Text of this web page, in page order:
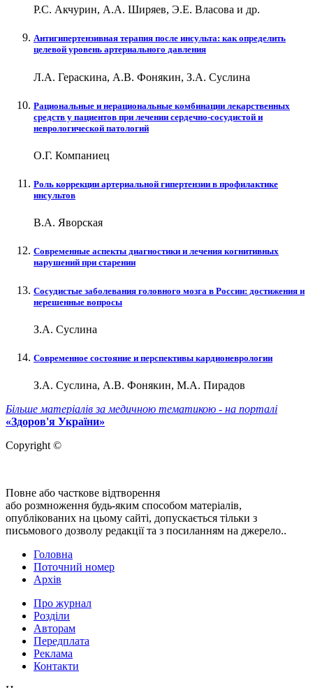
Р.С. Акчурин, А.А. Ширяев, Э.Е. Власова и др.
Антигипертензивная терапия после инсульта: как определить
целевой уровень артериального давления
Л.А. Гераскина, А.В. Фонякин, З.А. Суслина
Рациональные и нерациональные комбинации лекарственных
средств у пациентов при лечении сердечно-сосудистой и
неврологической патологий
О.Г. Компаниец
Роль коррекции артериальной гипертензии в профилактике
инсультов
В.А. Яворская
Современные аспекты диагностики и лечения когнитивных
нарушений при старении
Сосудистые заболевания головного мозга в России: достижения и
нерешенные вопросы
З.А. Суслина
Современное состояние и перспективы кардионеврологии
З.А. Суслина, А.В. Фонякин, М.А. Пирадов
Більше матеріалів за медичною тематикою - на порталі
«Здоров'я України»
Copyright ©
Повне або часткове відтворення
або розмноження будь-яким способом матеріалів,
опублікованих на цьому сайті, допускається тільки з
письмового дозволу редакції та з посиланням на джерело..
Головна
Поточний номер
Архів
Про журнал
Розділи
Авторам
Передплата
Реклама
Контакти